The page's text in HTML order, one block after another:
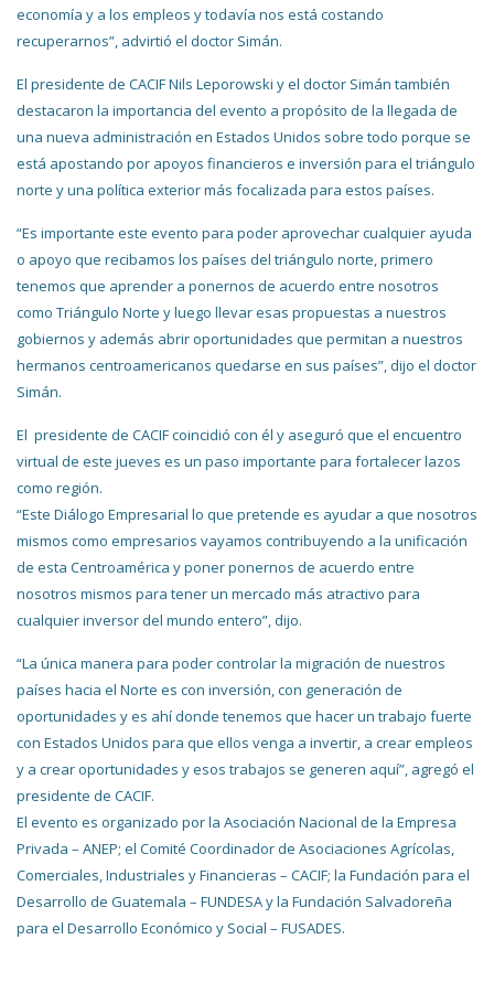
economía y a los empleos y todavía nos está costando
recuperarnos”, advirtió el doctor Simán.
El presidente de CACIF Nils Leporowski y el doctor Simán también
destacaron la importancia del evento a propósito de la llegada de
una nueva administración en Estados Unidos sobre todo porque se
está apostando por apoyos financieros e inversión para el triángulo
norte y una política exterior más focalizada para estos países.
“Es importante este evento para poder aprovechar cualquier ayuda
o apoyo que recibamos los países del triángulo norte, primero
tenemos que aprender a ponernos de acuerdo entre nosotros
como Triángulo Norte y luego llevar esas propuestas a nuestros
gobiernos y además abrir oportunidades que permitan a nuestros
hermanos centroamericanos quedarse en sus países”, dijo el doctor
Simán.
El presidente de CACIF coincidió con él y aseguró que el encuentro
virtual de este jueves es un paso importante para fortalecer lazos
como región.
“Este Diálogo Empresarial lo que pretende es ayudar a que nosotros
mismos como empresarios vayamos contribuyendo a la unificación
de esta Centroamérica y poner ponernos de acuerdo entre
nosotros mismos para tener un mercado más atractivo para
cualquier inversor del mundo entero”, dijo.
“La única manera para poder controlar la migración de nuestros
países hacia el Norte es con inversión, con generación de
oportunidades y es ahí donde tenemos que hacer un trabajo fuerte
con Estados Unidos para que ellos venga a invertir, a crear empleos
y a crear oportunidades y esos trabajos se generen aquí”, agregó el
presidente de CACIF.
El evento es organizado por la Asociación Nacional de la Empresa
Privada – ANEP; el Comité Coordinador de Asociaciones Agrícolas,
Comerciales, Industriales y Financieras – CACIF; la Fundación para el
Desarrollo de Guatemala – FUNDESA y la Fundación Salvadoreña
para el Desarrollo Económico y Social – FUSADES.